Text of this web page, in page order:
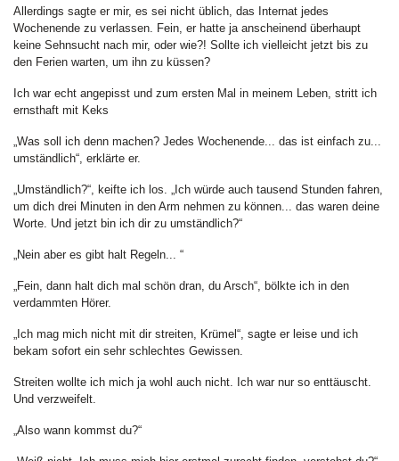
Allerdings sagte er mir, es sei nicht üblich, das Internat jedes
Wochenende zu verlassen. Fein, er hatte ja anscheinend überhaupt
keine Sehnsucht nach mir, oder wie?! Sollte ich vielleicht jetzt bis zu
den Ferien warten, um ihn zu küssen?
Ich war echt angepisst und zum ersten Mal in meinem Leben, stritt ich
ernsthaft mit Keks
„Was soll ich denn machen? Jedes Wochenende... das ist einfach zu...
umständlich“, erklärte er.
„Umständlich?“, keifte ich los. „Ich würde auch tausend Stunden fahren,
um dich drei Minuten in den Arm nehmen zu können... das waren deine
Worte. Und jetzt bin ich dir zu umständlich?“
„Nein aber es gibt halt Regeln... “
„Fein, dann halt dich mal schön dran, du Arsch“, bölkte ich in den
verdammten Hörer.
„Ich mag mich nicht mit dir streiten, Krümel“, sagte er leise und ich
bekam sofort ein sehr schlechtes Gewissen.
Streiten wollte ich mich ja wohl auch nicht. Ich war nur so enttäuscht.
Und verzweifelt.
„Also wann kommst du?“